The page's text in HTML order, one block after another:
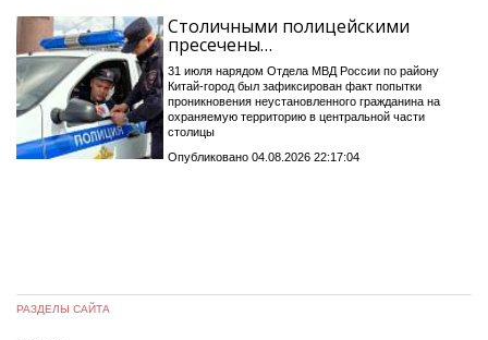
Столичными полицейскими
пресечены…
31 июля нарядом Отдела МВД России по району
Китай-город был зафиксирован факт попытки
проникновения неустановленного гражданина на
охраняемую территорию в центральной части
столицы
Опубликовано 04.08.2026 22:17:04
РАЗДЕЛЫ САЙТА